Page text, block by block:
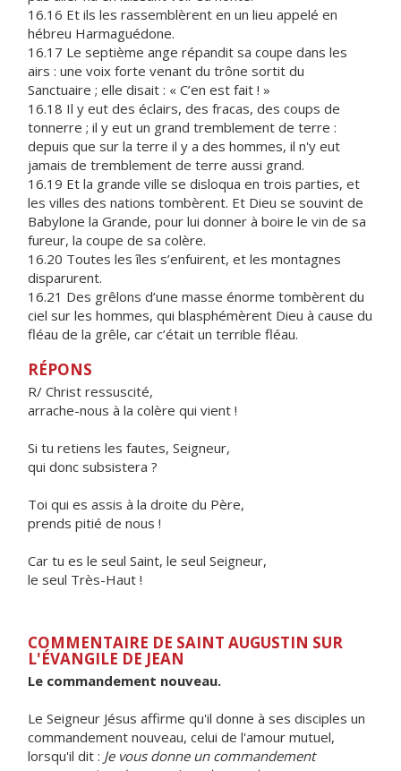
16.16 Et ils les rassemblèrent en un lieu appelé en
hébreu Harmaguédone.
16.17 Le septième ange répandit sa coupe dans les
airs : une voix forte venant du trône sortit du
Sanctuaire ; elle disait : « C’en est fait ! »
16.18 Il y eut des éclairs, des fracas, des coups de
tonnerre ; il y eut un grand tremblement de terre :
depuis que sur la terre il y a des hommes, il n'y eut
jamais de tremblement de terre aussi grand.
16.19 Et la grande ville se disloqua en trois parties, et
les villes des nations tombèrent. Et Dieu se souvint de
Babylone la Grande, pour lui donner à boire le vin de sa
fureur, la coupe de sa colère.
16.20 Toutes les îles s’enfuirent, et les montagnes
disparurent.
16.21 Des grêlons d’une masse énorme tombèrent du
ciel sur les hommes, qui blasphémèrent Dieu à cause du
fléau de la grêle, car c’était un terrible fléau.
RÉPONS
R/ Christ ressuscité,
arrache-nous à la colère qui vient !
Si tu retiens les fautes, Seigneur,
qui donc subsistera ?
Toi qui es assis à la droite du Père,
prends pitié de nous !
Car tu es le seul Saint, le seul Seigneur,
le seul Très-Haut !
COMMENTAIRE DE SAINT AUGUSTIN SUR
L'ÉVANGILE DE JEAN
Le commandement nouveau.
Le Seigneur Jésus affirme qu'il donne à ses disciples un
commandement nouveau, celui de l'amour mutuel,
lorsqu'il dit : Je vous donne un commandement